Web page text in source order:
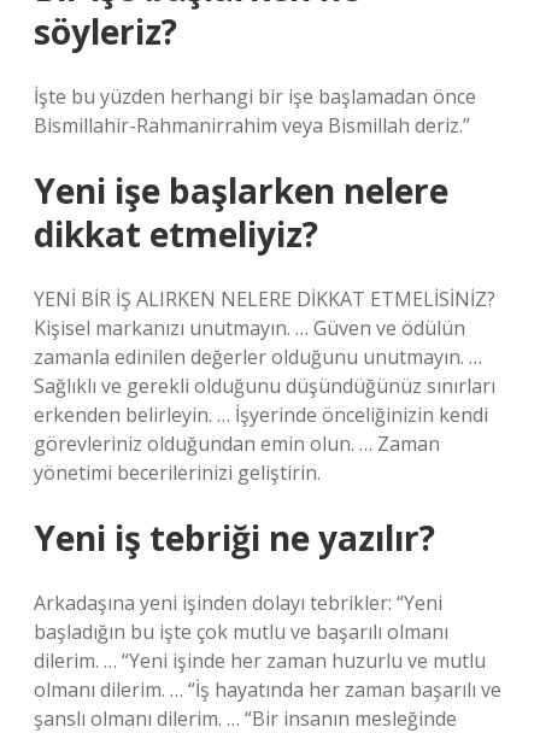
söyleriz?
İşte bu yüzden herhangi bir işe başlamadan önce
Bismillahir-Rahmanirrahim veya Bismillah deriz.”
Yeni işe başlarken nelere
dikkat etmeliyiz?
YENİ BİR İŞ ALIRKEN NELERE DİKKAT ETMELİSİNİZ?
Kişisel markanızı unutmayın. … Güven ve ödülün
zamanla edinilen değerler olduğunu unutmayın. …
Sağlıklı ve gerekli olduğunu düşündüğünüz sınırları
erkenden belirleyin. … İşyerinde önceliğinizin kendi
görevleriniz olduğundan emin olun. … Zaman
yönetimi becerilerinizi geliştirin.
Yeni iş tebriği ne yazılır?
Arkadaşına yeni işinden dolayı tebrikler: “Yeni
başladığın bu işte çok mutlu ve başarılı olmanı
dilerim. … “Yeni işinde her zaman huzurlu ve mutlu
olmanı dilerim. … “İş hayatında her zaman başarılı ve
şanslı olmanı dilerim. … “Bir insanın mesleğinde